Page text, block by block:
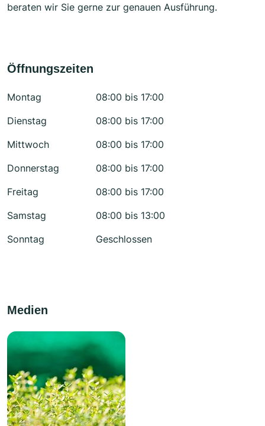
beraten wir Sie gerne zur genauen Ausführung.
Öffnungszeiten
Montag
08:00 bis 17:00
Dienstag
08:00 bis 17:00
Mittwoch
08:00 bis 17:00
Donnerstag
08:00 bis 17:00
Freitag
08:00 bis 17:00
Samstag
08:00 bis 13:00
Sonntag
Geschlossen
Medien